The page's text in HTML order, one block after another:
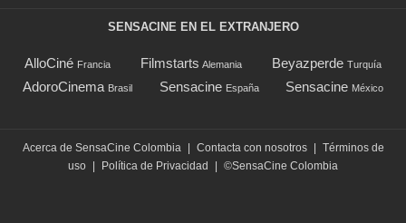
SENSACINE EN EL EXTRANJERO
AlloCiné Francia Filmstarts Alemania Beyazperde Turquía
AdoroCinema Brasil Sensacine España Sensacine México
Acerca de SensaCine Colombia Contacta con nosotros
Términos de
uso
Política de Privacidad ©SensaCine Colombia